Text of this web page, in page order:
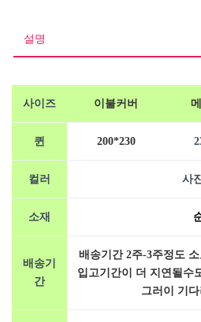
량
설명
사이즈 이불커버
퀸 200*230
컬러 사
소재
배송기
간
배송기간 2주-3주정도
입고기간이 더 지연될수
그러이 기